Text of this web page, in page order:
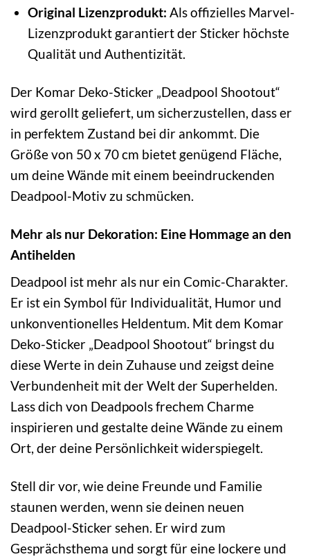
Original Lizenzprodukt: Als offizielles Marvel-
Lizenzprodukt garantiert der Sticker höchste
Qualität und Authentizität.
Der Komar Deko-Sticker „Deadpool Shootout“
wird gerollt geliefert, um sicherzustellen, dass er
in perfektem Zustand bei dir ankommt. Die
Größe von 50 x 70 cm bietet genügend Fläche,
um deine Wände mit einem beeindruckenden
Deadpool-Motiv zu schmücken.
Mehr als nur Dekoration: Eine Hommage an den
Antihelden
Deadpool ist mehr als nur ein Comic-Charakter.
Er ist ein Symbol für Individualität, Humor und
unkonventionelles Heldentum. Mit dem Komar
Deko-Sticker „Deadpool Shootout“ bringst du
diese Werte in dein Zuhause und zeigst deine
Verbundenheit mit der Welt der Superhelden.
Lass dich von Deadpools frechem Charme
inspirieren und gestalte deine Wände zu einem
Ort, der deine Persönlichkeit widerspiegelt.
Stell dir vor, wie deine Freunde und Familie
staunen werden, wenn sie deinen neuen
Deadpool-Sticker sehen. Er wird zum
Gesprächsthema und sorgt für eine lockere und